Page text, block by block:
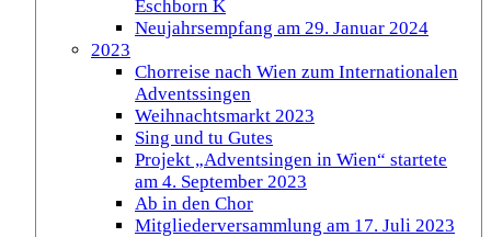
Eschborn K
Neujahrsempfang am 29. Januar 2024
2023
Chorreise nach Wien zum Internationalen
Adventssingen
Weihnachtsmarkt 2023
Sing und tu Gutes
Projekt „Adventsingen in Wien“ startete
am 4. September 2023
Ab in den Chor
Mitgliederversammlung am 17. Juli 2023